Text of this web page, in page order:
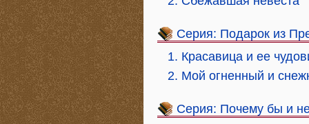
Серия: Подарок из
1. Красавица и ее
2. Мой огненный и
Серия: Почему бы и